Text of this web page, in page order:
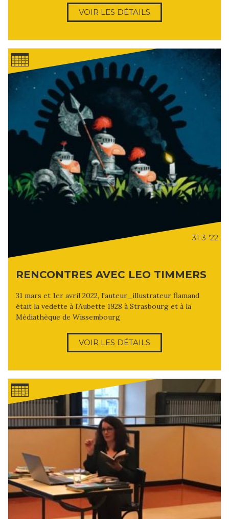
VOIR LES DÉTAILS
31-3-'22
RENCONTRES AVEC LEO TIMMERS
31 mars et 1er avril 2022, l'auteur_illustrateur flamand
était la vedette à l'Aubette 1928 à Strasbourg et à la
Médiathèque de Wissembourg
VOIR LES DÉTAILS